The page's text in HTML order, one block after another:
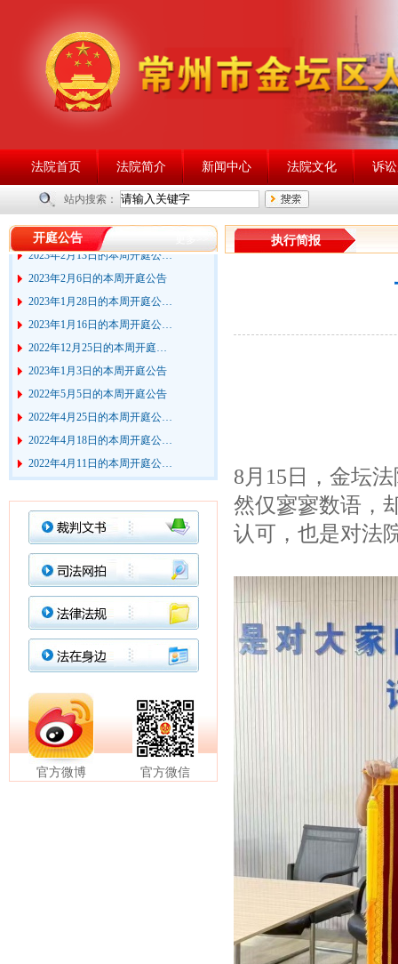
法院首页 法院简介 新闻中心 法院文化 诉
站内搜索：
开庭公告
2023年6月25日的本周开庭公…
2023年2月27日的本周开庭公…
2023年2月13日的本周开庭公…
2022年3月21日的本周开庭公…
2022年3月7日的本周开庭公告
2022年2月28日的本周开庭公…
2022年2月21日的本周开庭公…
2022年2月7日的本周开庭公告
官方微博 官方微信
执行简报
8月15日，金坛
然仅寥寥数语，
认可，也是对法